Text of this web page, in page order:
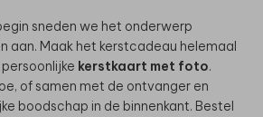
sneden we het onderwerp
aan. Maak het kerstcadeau helemaal
kerstkaart met foto.
of samen met de ontvanger en
boodschap in de binnenkant. Bestel